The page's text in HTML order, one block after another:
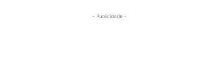
- Publicidade -